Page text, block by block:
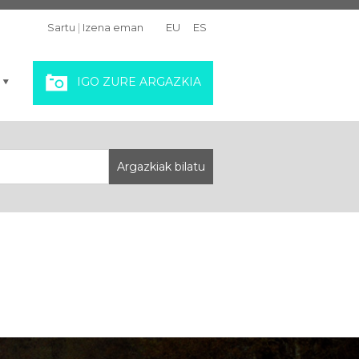
Sartu | Izena eman EU ES
IGO ZURE ARGAZKIA